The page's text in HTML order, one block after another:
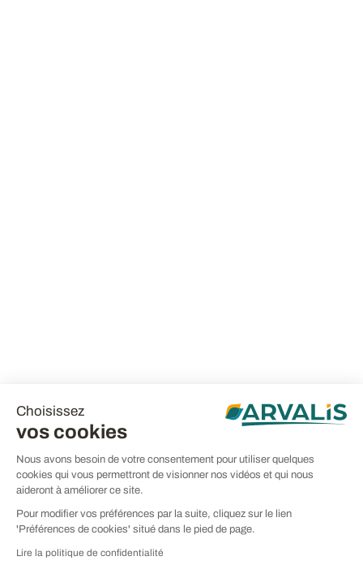
Choisissez
vos cookies
Nous avons besoin de votre consentement pour utiliser quelques
cookies qui vous permettront de visionner nos vidéos et qui nous
aideront à améliorer ce site.
Pour modifier vos préférences par la suite, cliquez sur le lien
'Préférences de cookies' situé dans le pied de page.
Lire la politique de confidentialité